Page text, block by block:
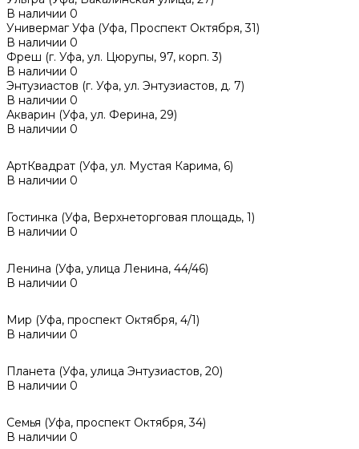
В наличии 0
Универмаг Уфа (Уфа, Проспект Октября, 31)
В наличии 0
Фреш (г‌. Уфа, ул. Цюрупы, 97, корп. 3)
В наличии 0
Энтузиастов (г. Уфа, ул. Энтузиастов, д. 7)
В наличии 0
Акварин (Уфа, ул. Ферина, 29)
В наличии 0
АртКвадрат (Уфа, ул. Мустая Карима, 6)
В наличии 0
Гостинка (Уфа, Верхнеторговая площадь, 1)
В наличии 0
Ленина (Уфа, улица Ленина, 44/46)
В наличии 0
Мир (Уфа, проспект Октября, 4/1)
В наличии 0
Планета (Уфа, улица Энтузиастов, 20)
В наличии 0
Семья (Уфа, проспект Октября, 34)
В наличии 0